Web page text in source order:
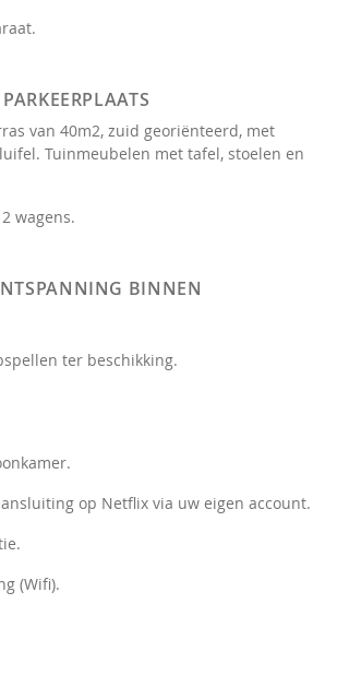
van 40m2, zuid georiënteerd, met
Tuinmeubelen met tafel, stoelen en
wagens.
BINNEN
ter beschikking.
op Netflix via uw eigen account.
(Wifi).